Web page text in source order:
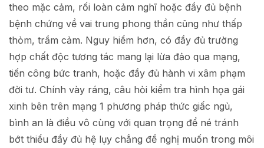
theo mặc cảm, rối loàn cảm nghĩ hoặc đầy đủ bệnh
bệnh chứng về vai trung phong thần cũng như thấp
thỏm, trầm cảm. Nguy hiểm hơn, có đầy đủ trường
hợp chất độc tương tác mang lại lừa đảo qua mạng,
tiến công bức tranh, hoặc đầy đủ hành vi xâm phạm
đời tư. Chính vày ráng, câu hỏi kiểm tra hình họa gái
xinh bên trên mạng 1 phương pháp thức giấc ngủ,
bình an là điều vô cùng với quan trọng để né tránh
bớt thiểu đầy đủ hệ lụy chẳng đề nghị muốn trong môi